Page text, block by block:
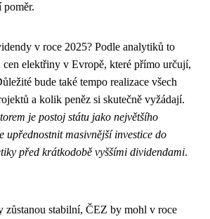
v roce 2025? Podle analytiků to
elektřiny v Evropě, které přímo určují,
bude také tempo realizace všech
a kolik peněz si skutečně vyžádají.
je postoj státu jako největšího
upřednostnit masivnější investice do
před krátkodobě vyššími dividendami.
zůstanou stabilní, ČEZ by mohl v roce